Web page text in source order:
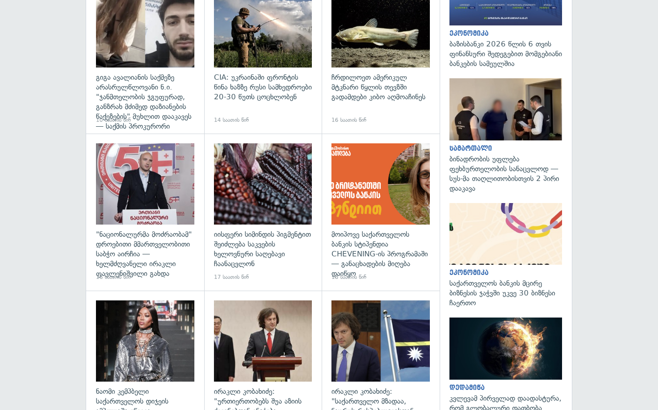
გიგა ავალიანის საქმეზე
არასრულწლოვანი ნ.ი.
"ჯანმთელობის ჯგუფურად,
განზრახ მძიმედ დაზიანების
წაქეზების" მუხლით დააკავეს
— საქმის პროკურორი
10 საათის წინ
CIA: უკრაინაში ფრონტის
წინა ხაზზე რუსი სამხედროები
20-30 წუთს ცოცხლობენ
14 საათის წინ
ჩრდილოეთ ამერიკულ
მტკნარი წყლის თევზში
გადამდები კიბო აღმოაჩინეს
16 საათის წინ
გადახედვა
"ნაციონალურმა მოძრაობამ"
დროებითი მმართველობითი
საბჭო აირჩია —
ხელმძღვანელი ირაკლი
ფავლენიშვილი გახდა
16 საათის წინ
გადახედვა
იისფერი სიმინდის პიგმენტით
შეიძლება საკვების
ხელოვნური საღებავი
ჩაანაცვლონ
17 საათის წინ
მოიპოვე საქართველოს
ბანკის სტიპენდია
CHEVENING-ის პროგრამაში
— განაცხადების მიღება
დაიწყო
18 საათის წინ
ნაომი კემპბელი
საქართველოს დიჯეის
გადახედვა
ირაკლი კობახიძე:
"ურთიერთობებს შუა აზიის
ირაკლი კობახიძე:
"საქართველო მზადაა,
ეკონომიკა
ბაზისბანკი 2026 წლის 6 თვის
ფინანსური შედეგებით მომგებიანი
ბანკების სამეულშია
სამართალი
ბინადრობის უფლება
ფეხბურთელობის სანაცვლოდ —
სუს-მა თაღლითობისთვის 2 პირი
დააკავა
ეკონომიკა
საქართველოს ბანკის მცირე
ბიზნესის ჯაჭვში უკვე 30 ბიზნესი
ჩაერთო
დედამიწა
კვლევამ პირველად დაადასტურა,
რომ გლობალური დათბობა